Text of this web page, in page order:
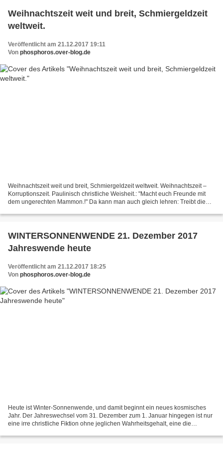
Weihnachtszeit weit und breit, Schmiergeldzeit
weltweit.
Veröffentlicht am 21.12.2017 19:11
Von phosphoros.over-blog.de
Weihnachtszeit weit und breit, Schmiergeldzeit weltweit. Weihnachtszeit –
Korruptionszeit. Paulinisch christliche Weisheit.: "Macht euch Freunde mit
dem ungerechten Mammon.!" Da kann man auch gleich lehren: Treibt die
WINTERSONNENWENDE 21. Dezember 2017
Jahreswende heute
Veröffentlicht am 21.12.2017 18:25
Von phosphoros.over-blog.de
Heute ist Winter-Sonnenwende, und damit beginnt ein neues kosmisches
Jahr. Der Jahreswechsel vom 31. Dezember zum 1. Januar hingegen ist nur
eine irre christliche Fiktion ohne jeglichen Wahrheitsgehalt, eine die